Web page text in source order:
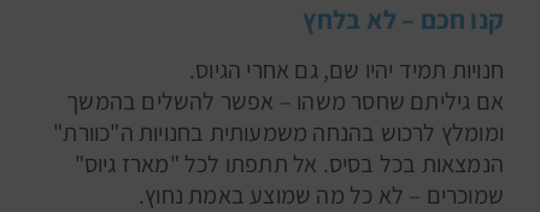
קנו חכם – לא בלחץ
חנויות תמיד יהיו שם, גם אחרי הגיוס.
אם גיליתם שחסר משהו – אפשר להשלים בהמשך
ומומלץ לרכוש בהנחה משמעותית בחנויות ה"כוורת"
הנמצאות בכל בסיס. אל תתפתו לכל "מארז גיוס"
שמוכרים – לא כל מה שמוצע באמת נחוץ.